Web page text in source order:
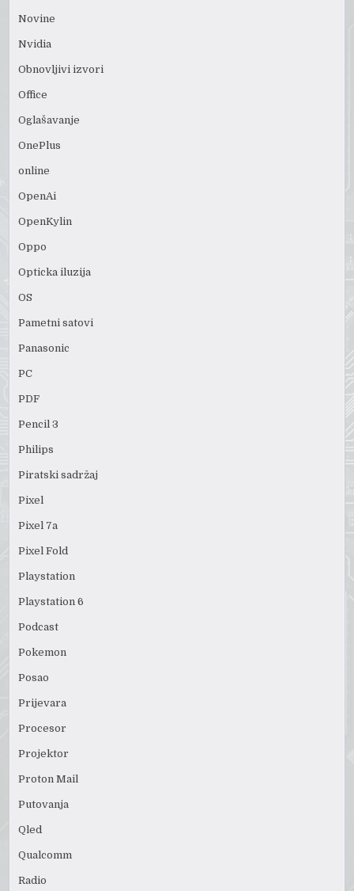
Novine
Nvidia
Obnovljivi izvori
Office
Oglašavanje
OnePlus
online
OpenAi
OpenKylin
Oppo
Opticka iluzija
OS
Pametni satovi
Panasonic
PC
PDF
Pencil 3
Philips
Piratski sadržaj
Pixel
Pixel 7a
Pixel Fold
Playstation
Playstation 6
Podcast
Pokemon
Posao
Prijevara
Procesor
Projektor
Proton Mail
Putovanja
Qled
Qualcomm
Radio